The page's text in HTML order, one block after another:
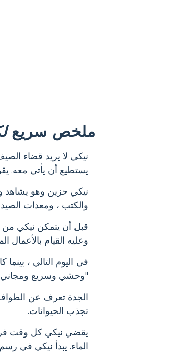
ملخص سريع
نيكي لا يريد قضاء
يستطيع أن يأتي معه.
نيكي حزين وهو يشاهد
والكتب ، ومعدات
قبل أن يتمكن نيكي من
وعليه القيام بالأعمال
في اليوم التالي ،
"وحشي وسريع
الجدة تعرف عن
تجذب الحيوانات.
يقضي نيكي كل وقت
الماء. يبدأ نيكي في